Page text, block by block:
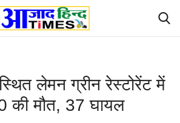
लेमन ग्रीन रेस्टोरेंट में
की मौत, 37 घायल